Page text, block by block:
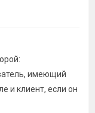
имеющий
и клиент, если он